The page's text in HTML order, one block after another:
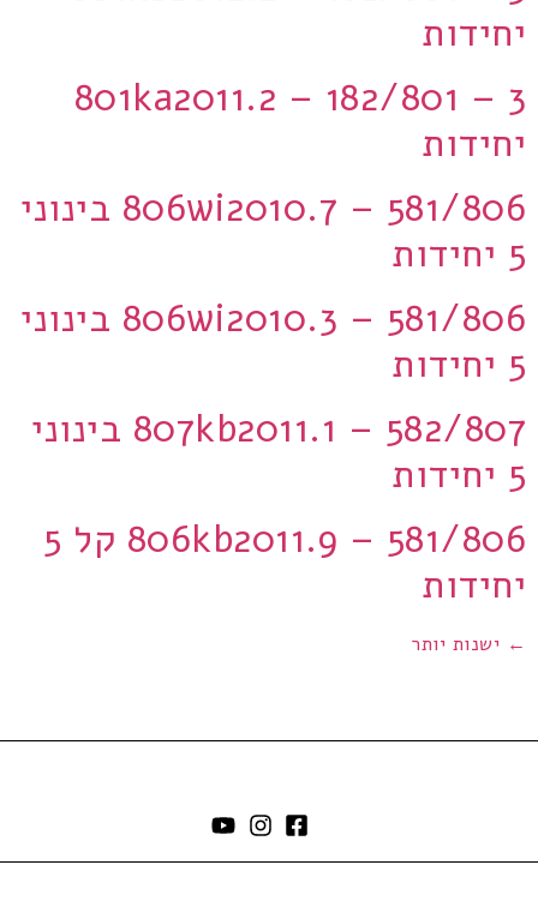
יחידות
801ka2011.2 – 182/801 – 3
יחידות
806wi2010.7 – 581/806 בינוני
5 יחידות
806wi2010.3 – 581/806 בינוני
5 יחידות
807kb2011.1 – 582/807 בינוני
5 יחידות
806kb2011.9 – 581/806 קל 5
יחידות
← ישנות יותר